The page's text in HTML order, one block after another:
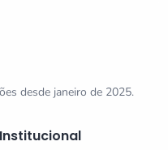
desde janeiro de 2025.
Institucional